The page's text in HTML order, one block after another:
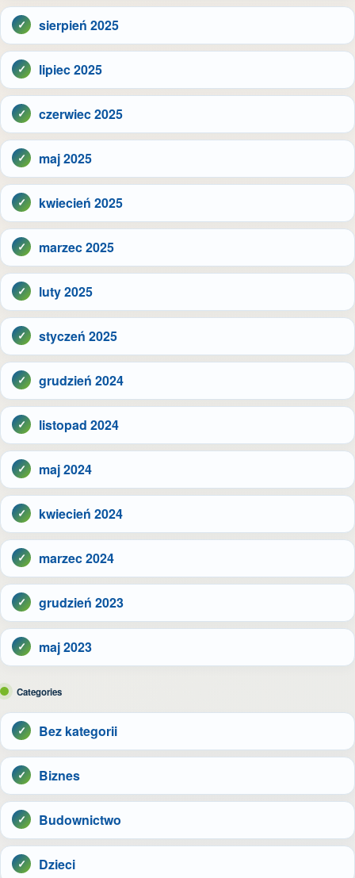
sierpień 2025
lipiec 2025
czerwiec 2025
maj 2025
kwiecień 2025
marzec 2025
luty 2025
styczeń 2025
grudzień 2024
listopad 2024
maj 2024
kwiecień 2024
marzec 2024
grudzień 2023
maj 2023
Categories
Bez kategorii
Biznes
Budownictwo
Dzieci